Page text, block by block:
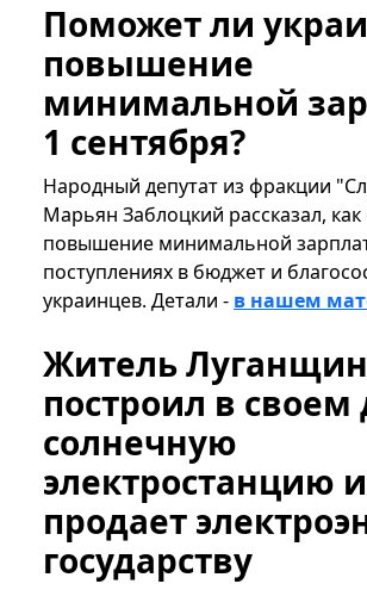
Поможет ли
повышение
минимальной
1 сентября?
Народный депутат из фракции
Марьян Заблоцкий рассказал, как
повышение минимальной
поступлениях в бюджет и
украинцев. Детали - в нашем
Житель
построил в своем
солнечную
электростанцию и
продает
государству